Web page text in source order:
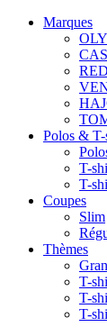
Marques
Polos & T-
T-
T-
Coupes
Slim
Thèmes
T-
T-
T-